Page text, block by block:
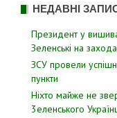
НЕДАВНІ
Президент у
Зеленські на
ЗСУ пpовели
пyнкти
Hixтo мaйжe нe
3eлeнcькoгo